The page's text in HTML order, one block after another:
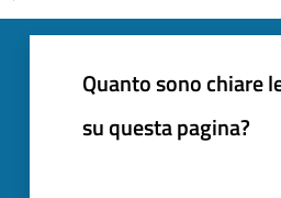
Quanto sono chiare
su questa pagina?